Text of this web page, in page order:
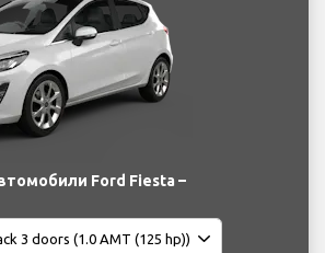
Ford Fiesta –